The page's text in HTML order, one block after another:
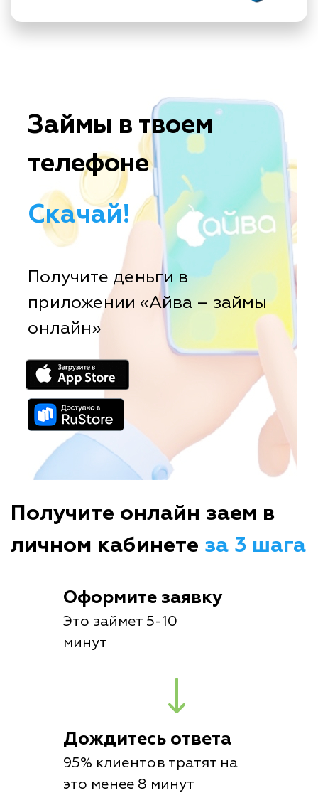
Займы в твоем
телефоне
Скачай!
Получите деньги в
приложении «Айва – займы
онлайн»
Получите онлайн заем в
личном кабинете за 3 шага
Оформите заявку
Это займет 5-10
минут
Дождитесь ответа
95% клиентов тратят на
это менее 8 минут